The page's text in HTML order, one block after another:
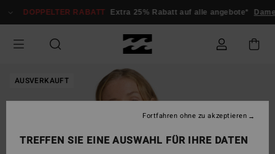
zur
springen
DOPPELTER RABATT Extra 25% Rabatt auf alle angebote* Damen
AUSVERKAUFT
TREFFEN SIE EINE AUSWAHL FÜR IHRE DATEN
Fortfahren ohne zu akzeptieren